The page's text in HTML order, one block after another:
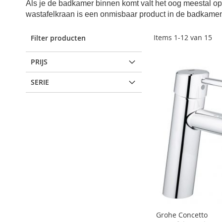
Als je de badkamer binnen komt valt het oog meestal
wastafelkraan is een onmisbaar product in de
Items 1-12 van 15
Grohe Concetto
Filter producten
PRIJS
SERIE